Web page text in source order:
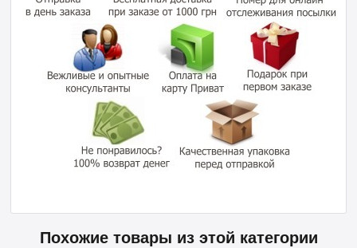
Похожие товары из этой категории